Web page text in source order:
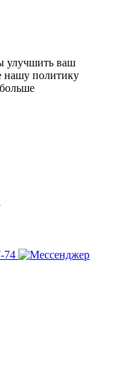
улучшить ваш
нашу политику
74